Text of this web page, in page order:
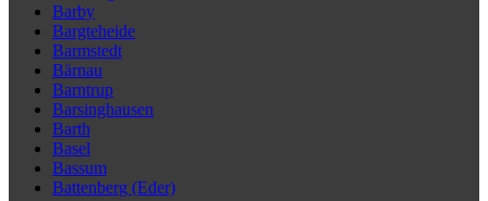
Barby
Bargteheide
Barmstedt
Bärnau
Barntrup
Barsinghausen
Barth
Basel
Bassum
Battenberg (Eder)